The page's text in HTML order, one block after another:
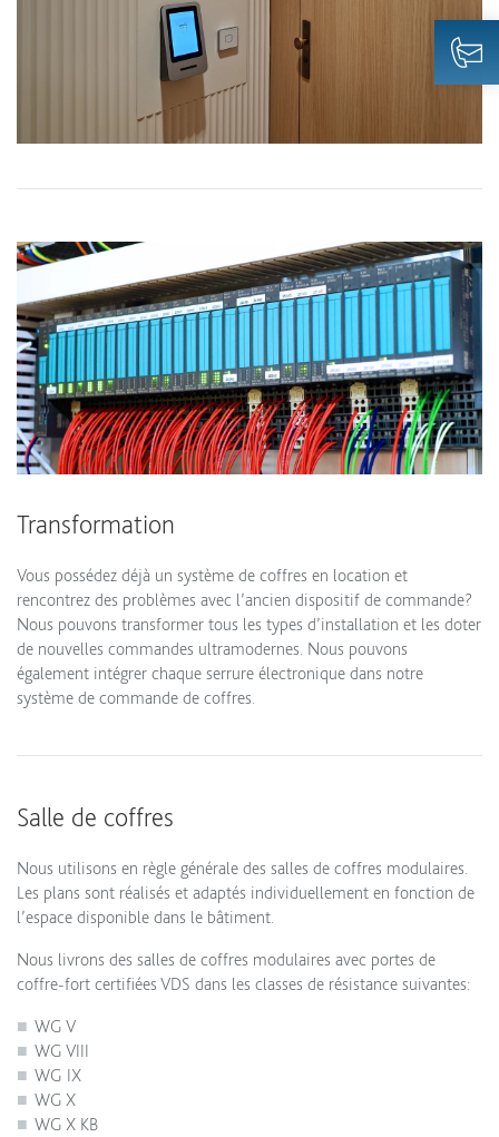
Transformation
Vous possédez déjà un système de coffres en location et
rencontrez des problèmes avec l’ancien dispositif de commande?
Nous pouvons transformer tous les types d’installation et les doter
de nouvelles commandes ultramodernes. Nous pouvons
également intégrer chaque serrure électronique dans notre
système de commande de coffres.
Salle de coffres
Nous utilisons en règle générale des salles de coffres modulaires.
Les plans sont réalisés et adaptés individuellement en fonction de
l’espace disponible dans le bâtiment.
Nous livrons des salles de coffres modulaires avec portes de
coffre-fort certifiées VDS dans les classes de résistance suivantes:
WG V
WG VIII
WG IX
WG X
WG X KB